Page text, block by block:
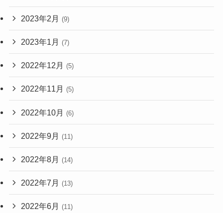
2023年2月 (9)
2023年1月 (7)
2022年12月 (5)
2022年11月 (5)
2022年10月 (6)
2022年9月 (11)
2022年8月 (14)
2022年7月 (13)
2022年6月 (11)